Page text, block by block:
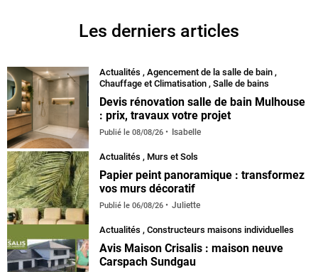
Les derniers articles
Actualités , Agencement de la salle de bain ,
Chauffage et Climatisation , Salle de bains
Devis rénovation salle de bain Mulhouse
: prix, travaux votre projet
Publié le 08/08/26 Isabelle
Actualités , Murs et Sols
Papier peint panoramique : transformez
vos murs décoratif
Publié le 06/08/26 Juliette
Actualités , Constructeurs maisons individuelles
Avis Maison Crisalis : maison neuve
Carspach Sundgau